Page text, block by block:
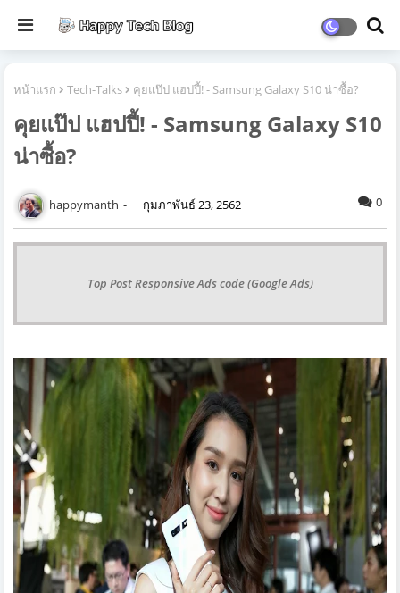
หน้าแรก Tech-Talks คุยแป๊ป แฮปปี้! - Samsung Galaxy S10 น่าซื้อ?
คุยแป๊ป แฮปปี้! - Samsung Galaxy S10
น่าซื้อ?
happymanth กุมภาพันธ์ 23, 2562 0
Top Post Responsive Ads code (Google Ads)